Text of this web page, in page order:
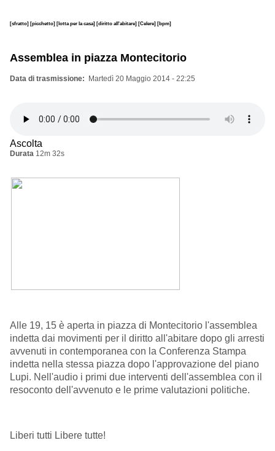
[sfratto] [picchetto] [lotta per la casa] [diritto all'abitare] [Celere] [bpm]
Assemblea in piazza Montecitorio
Data di trasmissione Martedì 20 Maggio 2014 - 22:25
Ascolta
Durata 12m 32s
Alle 19, 15 è aperta in piazza di Montecitorio l'assemblea
indetta dai movimenti per il diritto all'abitare dopo gli arresti
avvenuti in contemporanea con la Conferenza Stampa
indetta nella stessa piazza dopo l'approvazione del piano
Lupi. Nell'audio i primi due interventi dell'assemblea con il
resoconto dell'avvenuto e le prime valutazioni politiche.
Liberi tutti Libere tutte!